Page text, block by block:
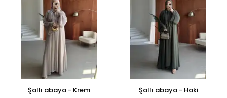
Şallı abaya - Krem Şallı abaya - Haki